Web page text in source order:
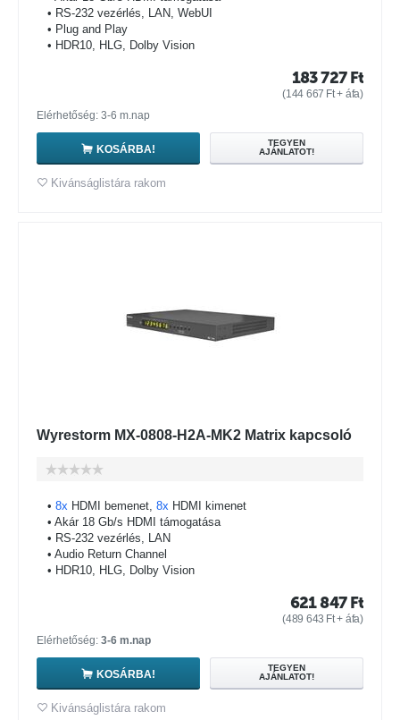
• RS-232 vezérlés, LAN, WebUI
• Plug and Play
• HDR10, HLG, Dolby Vision
183 727 Ft
(144 667 Ft+ áfa)
Elérhetőség: 3-6 m.nap
KOSÁRBA!
TEGYEN
AJÁNLATOT!
Kivánságlistára rakom
Wyrestorm MX-0808-H2A-MK2 Matrix kapcsoló
• 8x HDMI bemenet, 8x HDMI kimenet
• Akár 18 Gb/s HDMI támogatása
• RS-232 vezérlés, LAN
• Audio Return Channel
• HDR10, HLG, Dolby Vision
621 847 Ft
(489 643 Ft+ áfa)
Elérhetőség: 3-6 m.nap
KOSÁRBA!
TEGYEN
AJÁNLATOT!
Kivánságlistára rakom